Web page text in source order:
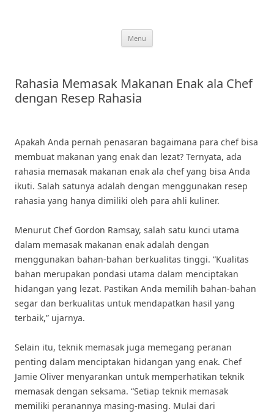
Menu
Rahasia Memasak Makanan Enak ala Chef
dengan Resep Rahasia
Apakah Anda pernah penasaran bagaimana para chef bisa
membuat makanan yang enak dan lezat? Ternyata, ada
rahasia memasak makanan enak ala chef yang bisa Anda
ikuti. Salah satunya adalah dengan menggunakan resep
rahasia yang hanya dimiliki oleh para ahli kuliner.
Menurut Chef Gordon Ramsay, salah satu kunci utama
dalam memasak makanan enak adalah dengan
menggunakan bahan-bahan berkualitas tinggi. “Kualitas
bahan merupakan pondasi utama dalam menciptakan
hidangan yang lezat. Pastikan Anda memilih bahan-bahan
segar dan berkualitas untuk mendapatkan hasil yang
terbaik,” ujarnya.
Selain itu, teknik memasak juga memegang peranan
penting dalam menciptakan hidangan yang enak. Chef
Jamie Oliver menyarankan untuk memperhatikan teknik
memasak dengan seksama. “Setiap teknik memasak
memiliki peranannya masing-masing. Mulai dari